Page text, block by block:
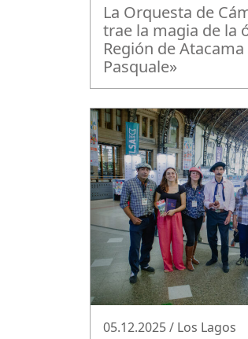
La Orquesta de
trae la magia de la
Región de
Pasquale»
05.12.2025 / Los Lagos